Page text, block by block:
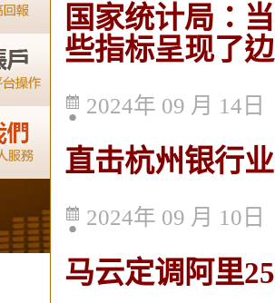
国家统计局：
些指标呈现了
2024年 09 月 14日
直击杭州银行
2024年 09 月 10日
马云定调阿里